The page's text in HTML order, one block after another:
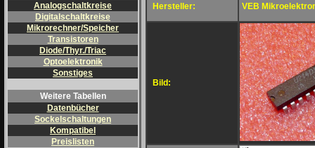
Analogschaltkreise
Digitalschaltkreise
Mikrorechner/Speicher
Transistoren
Diode/Thyr./Triac
Optoelektronik
Sonstiges
Weitere Tabellen
Datenbücher
Sockelschaltungen
Kompatibel
Preislisten
Hersteller: VEB
Bild: